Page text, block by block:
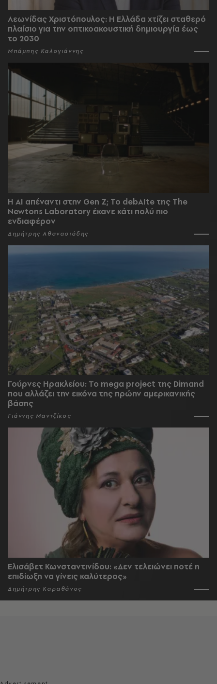
Λεωνίδας Χριστόπουλος: Η Ελλάδα χτίζει σταθερό
πλαίσιο για την οπτικοακουστική δημιουργία έως
το 2030
Μπάμπης Καλογιάννης
Η AI απέναντι στην Gen Z; Το debAIte της The
Newtons Laboratory έκανε κάτι πολύ πιο
ενδιαφέρον
Δημήτρης Αθανασιάδης
Γούρνες Ηρακλείου: To mega project της Dimand
που αλλάζει την εικόνα της πρώην αμερικανικής
βάσης
Γιάννης Μαντζίκος
Ελισάβετ Κωνσταντινίδου: «Δεν τελειώνει ποτέ η
επιδίωξη να γίνεις καλύτερος»
Δημήτρης Καραθάνος